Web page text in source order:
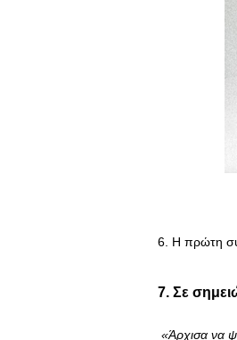
6. Η πρώτη
7. Σε
«Άρχισα να